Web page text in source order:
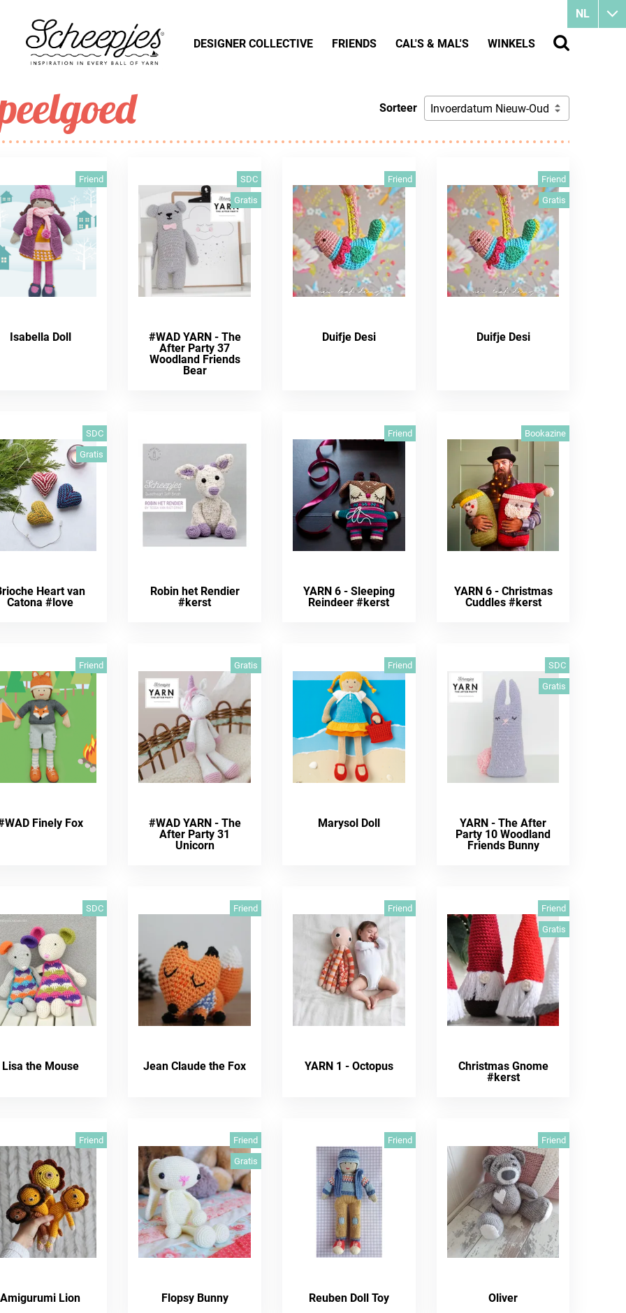
Sorteer Invoerdatum Nieuw-Oud
Friend
Isabella Doll
SDC
Gratis
#WAD YARN - The
After Party 37
Woodland Friends
Bear
Friend
Duifje Desi
Friend
Gratis
Duifje Desi
SDC
Gratis
Heart van
Catona #love
Robin het Rendier
#kerst
Friend
YARN 6 - Sleeping
Reindeer #kerst
Bookazine
YARN 6 - Christmas
Cuddles #kerst
Friend
Finely Fox
Gratis
#WAD YARN - The
After Party 31
Unicorn
Friend
Marysol Doll
SDC
Gratis
YARN - The After
Party 10 Woodland
Friends Bunny
SDC
Lisa the Mouse
Friend
Jean Claude the Fox
Friend
YARN 1 - Octopus
Friend
Gratis
Christmas Gnome
#kerst
Friend
Amigurumi Lion
Friend
Gratis
Flopsy Bunny
Friend
Reuben Doll Toy
Friend
Oliver
NL
DESIGNER COLLECTIVE FRIENDS CAL'S & MAL'S WINKELS